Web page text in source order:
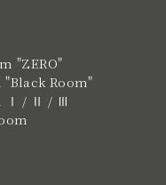
"ZERO"
Room"
Ⅰ / Ⅱ / Ⅲ